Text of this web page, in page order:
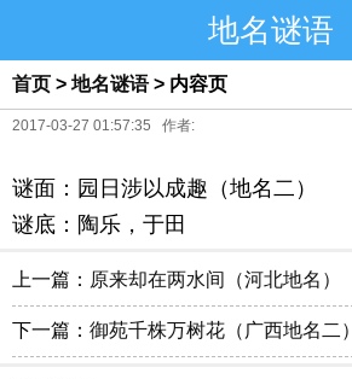
地名谜语
首页 > 地名谜语> 内容页
2017-03-27 01:57:35 作者:
谜面：园日涉以成趣（地名二）
谜底：陶乐，于田
上一篇： 原来却在两水间（河北地名）
下一篇： 御苑千株万树花（广西地名二）